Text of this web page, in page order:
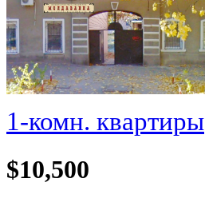
1-комн. квартиры
$10,500